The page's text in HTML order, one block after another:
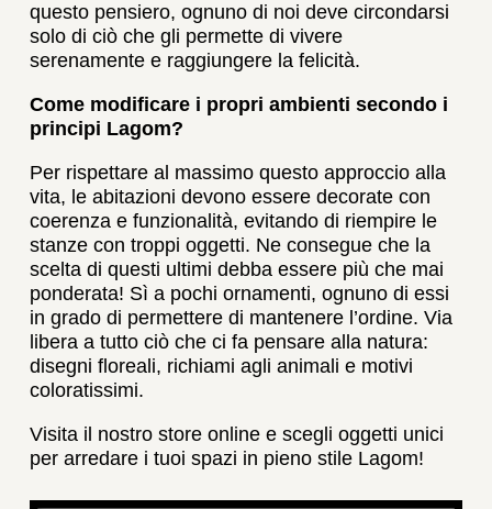
questo pensiero, ognuno di noi deve circondarsi
solo di ciò che gli permette di vivere
serenamente e raggiungere la felicità.
Come modificare i propri ambienti secondo i
principi Lagom?
Per rispettare al massimo questo approccio alla
vita, le abitazioni devono essere decorate con
coerenza e funzionalità, evitando di riempire le
stanze con troppi oggetti. Ne consegue che la
scelta di questi ultimi debba essere più che mai
ponderata! Sì a pochi ornamenti, ognuno di essi
in grado di permettere di mantenere l’ordine. Via
libera a tutto ciò che ci fa pensare alla natura:
disegni floreali, richiami agli animali e motivi
coloratissimi.
Visita il nostro store online e scegli oggetti unici
per arredare i tuoi spazi in pieno stile Lagom!